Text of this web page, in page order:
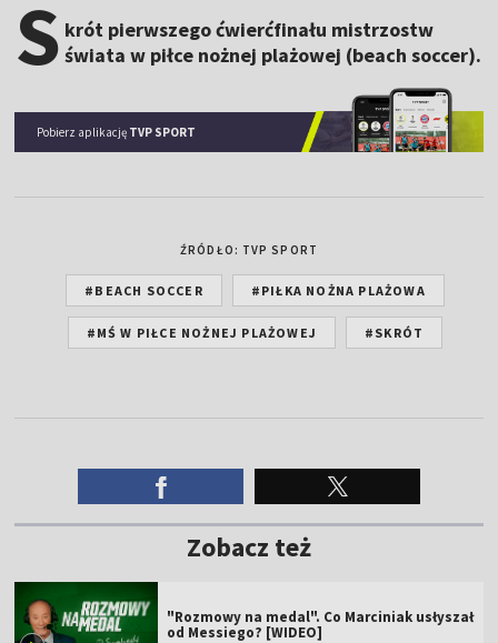
S krót pierwszego ćwierćfinału mistrzostw
świata w piłce nożnej plażowej (beach soccer).
Pobierz aplikację TVP SPORT
ŹRÓDŁO: TVP SPORT
#BEACH SOCCER #PIŁKA NOŻNA PLAŻOWA
#MŚ W PIŁCE NOŻNEJ PLAŻOWEJ #SKRÓT
Zobacz też
"Rozmowy na medal". Co Marciniak usłyszał
od Messiego? [WIDEO]